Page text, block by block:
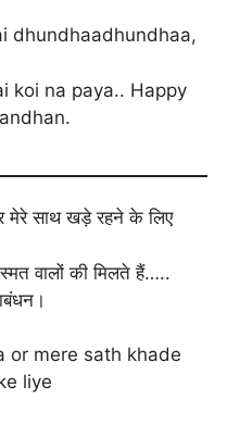
dhundhaadhundhaa,
koi na paya.. Happy
मेरे साथ खड़े रहने के लिए
वालों की मिलते हैं…..
or mere sath khade
liye